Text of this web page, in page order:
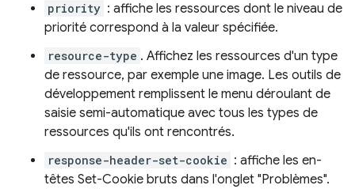
priority : affiche les ressources dont le niveau de
priorité correspond à la valeur spécifiée.
resource-type . Affichez les ressources d'un type
de ressource, par exemple une image. Les outils de
développement remplissent le menu déroulant de
saisie semi-automatique avec tous les types de
ressources qu'ils ont rencontrés.
response-header-set-cookie : affiche les en-
têtes Set-Cookie bruts dans l'onglet "Problèmes".